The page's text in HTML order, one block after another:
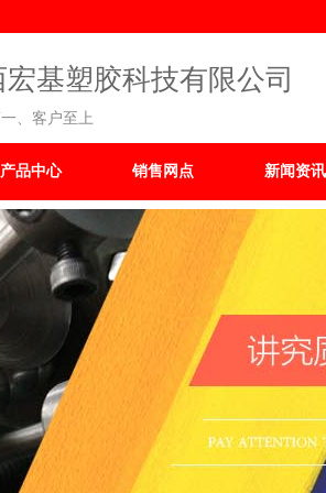
、客户至上
宏基塑胶科技有限公司
产品中心 销售网点 新闻资讯